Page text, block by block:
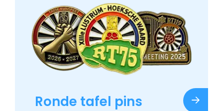
Ronde tafel pins